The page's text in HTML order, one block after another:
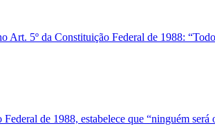
5º da Constituição Federal de 1988:
de 1988, estabelece que “ninguém será